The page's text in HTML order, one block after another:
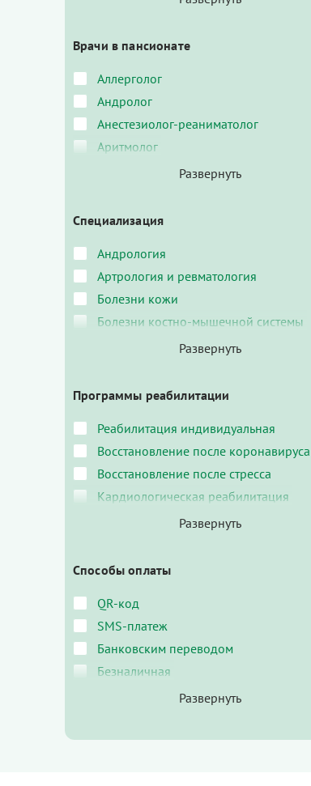
Врачи в пансионате
Аллерголог
Андролог
Анестезиолог-реаниматолог
Аритмолог
Специализация
Андрология
Артрология и ревматология
Болезни кожи
Болезни костно-мышечной системы
Программы реабилитации
Реабилитация индивидуальная
Восстановление после коронавируса
Восстановление после стресса
Кардиологическая реабилитация
Способы оплаты
QR-код
SMS-платеж
Банковским переводом
Безналичная